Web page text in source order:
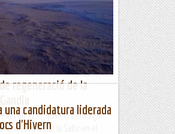
regeneració de la
de 1793, quan el benvolgut,
va visitar la Safor en el
una candidatura liderada
d'Hivern